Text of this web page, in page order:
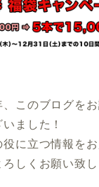
このブログをお
ました！
に立つ情報を
しくお願い致し